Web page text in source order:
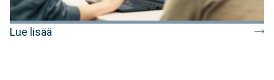
Lue lisää